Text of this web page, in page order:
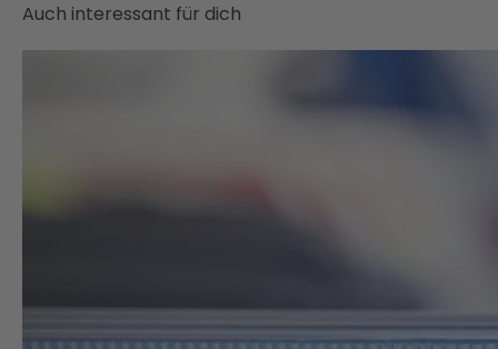
Auch interessant für dich